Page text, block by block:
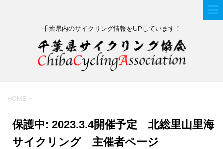
千葉県内のサイクリング情報をUPしています！
HOME >
保護中: 2023.3.4開催予定 北総里山里海
サイクリング 主催者ページ